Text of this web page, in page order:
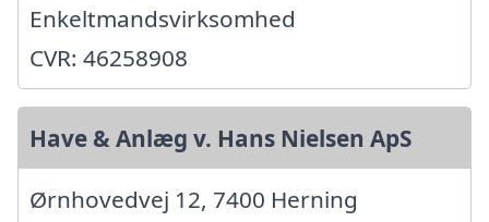
Enkeltmandsvirksomhed
CVR: 46258908
Have & Anlæg v. Hans Nielsen ApS
Ørnhovedvej 12, 7400 Herning